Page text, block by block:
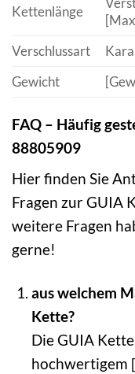
Kettenlänge
Verschlussart
Gewicht
FAQ – Häufig
88805909
Hier finden Sie
Fragen zur GUIA
weitere Fragen
gerne!
aus welchem
Kette?
Die GUIA
hochwertigem